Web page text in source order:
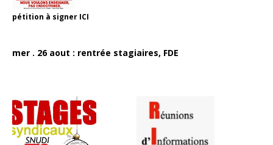
pétition à signer ICI
mer . 26 aout : rentrée stagiaires, FDE